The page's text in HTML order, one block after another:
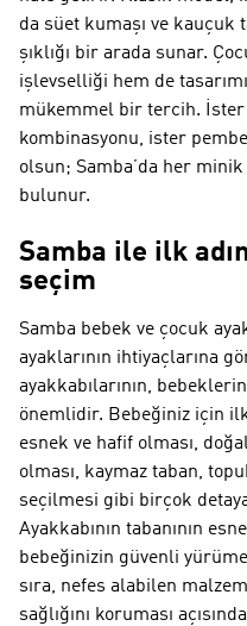
da süet kumaşı ve kauçuk
şıklığı bir arada sunar.
işlevselliği hem de
mükemmel bir tercih.
kombinasyonu, ister
olsun; Samba’da her
bulunur.
Samba ile ilk
seçim
Samba bebek ve çocuk
ayaklarının ihtiyaçlarına
ayakkabılarının,
önemlidir. Bebeğiniz için ilk
esnek ve hafif olması,
olması, kaymaz taban,
seçilmesi gibi birçok
Ayakkabının tabanının
bebeğinizin güvenli
sıra, nefes alabilen
sağlığını koruması